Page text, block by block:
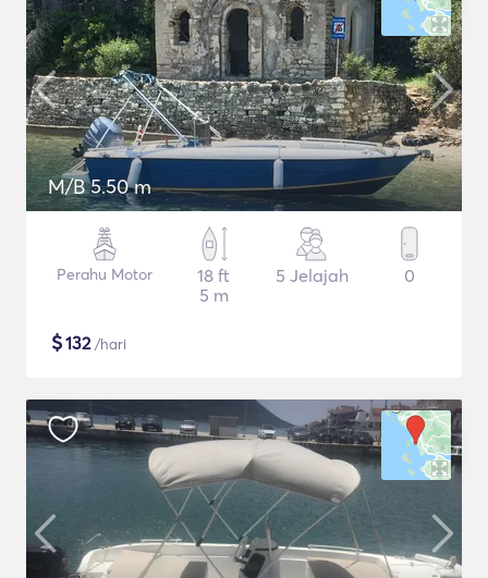
M/B 5.50 m
Perahu Motor
18 ft
5 m
5 Jelajah 0
$132/hari